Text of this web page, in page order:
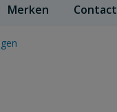
Merken Contact